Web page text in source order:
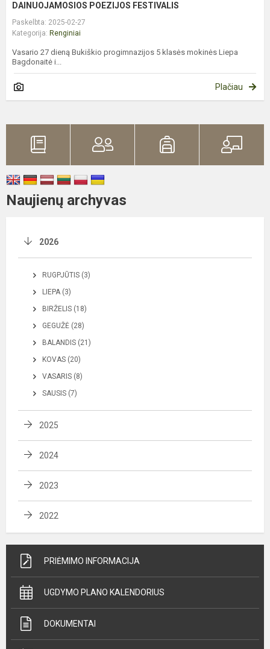
DAINUOJAMOSIOS POEZIJOS FESTIVALIS
Paskelbta: 2025-02-27
Kategorija: Renginiai
Vasario 27 dieną Bukiškio progimnazijos 5 klasės mokinės Liepa
Bagdonaitė i...
Plačiau
Naujienų archyvas
2026
RUGPJŪTIS (3)
LIEPA (3)
BIRŽELIS (18)
GEGUŽĖ (28)
BALANDIS (21)
KOVAS (20)
VASARIS (8)
SAUSIS (7)
2025
2024
2023
2022
PRIĖMIMO INFORMACIJA
UGDYMO PLANO KALENDORIUS
DOKUMENTAI